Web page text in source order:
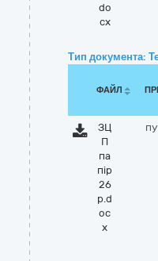
do
cx
Тип документа:
ФАЙЛ
ЗЦ
П
па
пір
26
р.d
oc
x